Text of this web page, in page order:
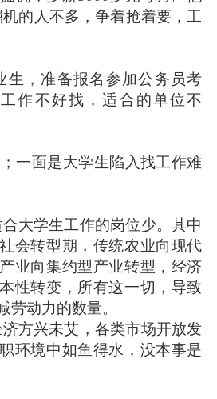
的人不多，争着抢着要，工
，准备报名参加公务员考
作不好找，适合的单位不
一面是大学生陷入找工作难
大学生工作的岗位少。其中
会转型期，传统农业向现代
业向集约型产业转型，经济
性转变，所有这一切，导致
劳动力的数量。
方兴未艾，各类市场开放发
环境中如鱼得水，没本事是